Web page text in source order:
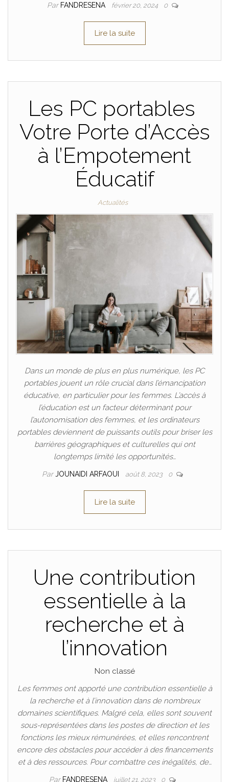
Par FANDRESENA février 20, 2024 0
Lire la suite
Les PC portables
Votre Porte d’Accès
à l’Empotement
Éducatif
Actualités
Dans un monde de plus en plus numérique, les PC
portables jouent un rôle crucial dans l’émancipation
éducative, en particulier pour les femmes. L’accès à
l’éducation est un facteur déterminant pour
l’autonomisation des femmes, et les ordinateurs
portables deviennent de puissants outils pour briser les
barrières géographiques et culturelles qui ont
longtemps limité les opportunités…
ParJOUNAIDI ARFAOUI août 8, 2023 0
Lire la suite
Une contribution
essentielle à la
recherche et à
l’innovation
Non classé
Les femmes ont apporté une contribution essentielle à
la recherche et à l’innovation dans de nombreux
domaines scientifiques. Malgré cela, elles sont souvent
sous-représentées dans les postes de direction et les
fonctions les mieux rémunérées, et elles rencontrent
encore des obstacles pour accéder à des financements
et à des ressources. Pour combattre ces inégalités, de…
Par FANDRESENA juillet 21, 2023 0